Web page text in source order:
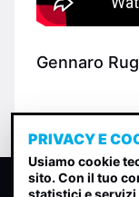
Gennaro
CLASSIFICA
PRIVACY E
Usiamo cookie
sito. Con il tuo
statistici e servizi